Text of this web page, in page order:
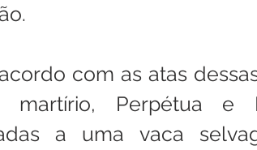
com as atas
martírio, Perpétua e
a uma vaca